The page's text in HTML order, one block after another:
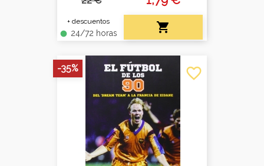
+ descuentos
fiber_manual_record 24/72 horas

favorite_border
-35%